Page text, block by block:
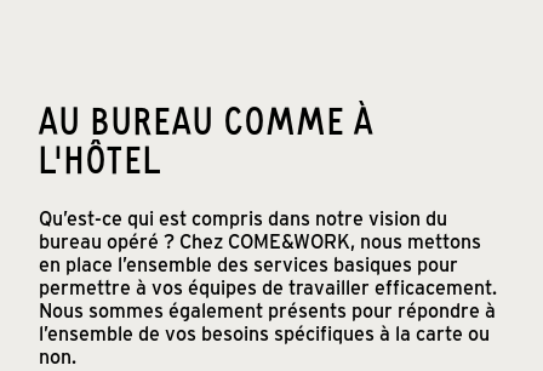
AU BUREAU COMME À
L'HÔTEL
Qu’est-ce qui est compris dans notre vision du
bureau opéré ? Chez COME&WORK, nous mettons
en place l’ensemble des services basiques pour
permettre à vos équipes de travailler efficacement.
Nous sommes également présents pour répondre à
l’ensemble de vos besoins spécifiques à la carte ou
non.